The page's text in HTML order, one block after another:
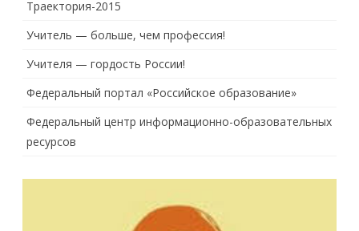
Траектория-2015
Учитель — больше, чем профессия!
Учителя — гордость России!
Федеральный портал «Российское образование»
Федеральный центр информационно-образовательных
ресурсов